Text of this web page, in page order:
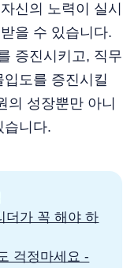
신의 노력이 실시
을 수 있습니다.
증진시키고, 직무
도를 증진시킬
의 성장뿐만 아니
습니다.
더가 꼭 해야 하
걱정마세요 -